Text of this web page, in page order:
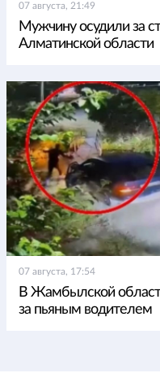
07 августа, 21:49
Мужчину осудили за
Алматинской области
07 августа, 17:54
В Жамбылской
за пьяным водителем